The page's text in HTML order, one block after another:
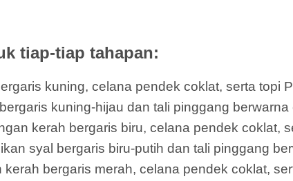
tiap-tiap tahapan:
kuning, celana pendek coklat, serta topi
kuning-hijau dan tali pinggang berwarna
kerah bergaris biru, celana pendek coklat,
syal bergaris biru-putih dan tali pinggang
bergaris merah, celana pendek coklat,